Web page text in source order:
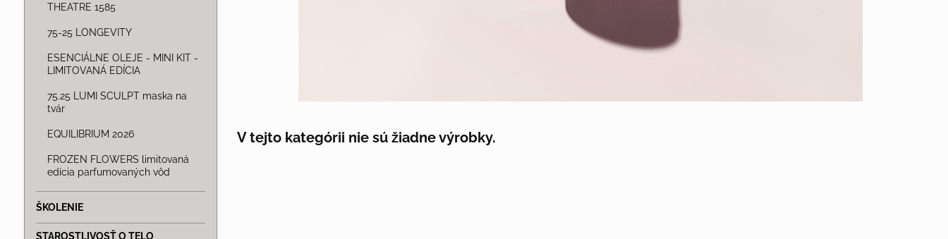
THEATRE 1585
75-25 LONGEVITY
ESENCIÁLNE OLEJE - MINI KIT -
LIMITOVANÁ EDÍCIA
75.25 LUMI SCULPT maska na
tvár
EQUILIBRIUM 2026
FROZEN FLOWERS limitovaná
edícia parfumovaných vôd
ŠKOLENIE
STAROSTLIVOSŤ O TELO